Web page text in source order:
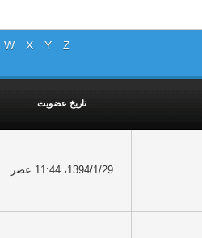
W X Y Z
تاریخ عضویت
1394/1/29، 11:44 عصر